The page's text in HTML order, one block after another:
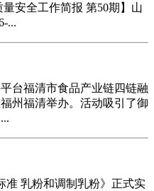
安全工作简报 第50期】山
...
台福清市食品产业链四链融
州福清举办。活动吸引了御
准 乳粉和调制乳粉》正式实